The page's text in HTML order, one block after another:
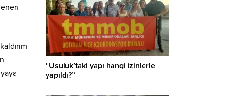
“Usuluk’taki yapı hangi izinlerle
yapıldı?”